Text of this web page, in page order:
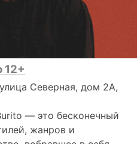
12+
Северная, дом 2А,
— это бесконечный
жанров и